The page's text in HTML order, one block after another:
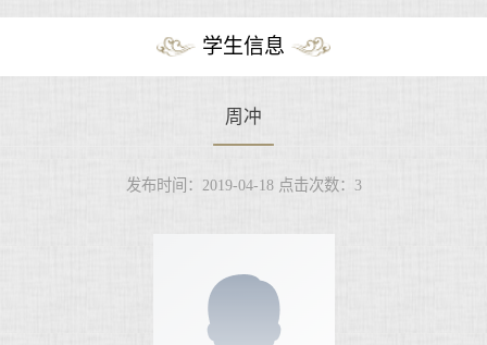
学生信息
周冲
发布时间：2019-04-18 点击次数： 3